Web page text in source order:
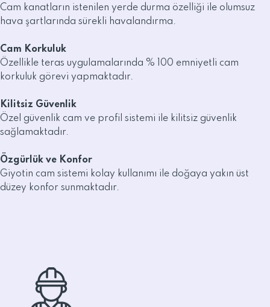
Cam kanatların istenilen yerde durma özelliği ile olumsuz
hava şartlarında sürekli havalandırma.
Cam Korkuluk
Özellikle teras uygulamalarında % 100 emniyetli cam
korkuluk görevi yapmaktadır.
Kilitsiz Güvenlik
Özel güvenlik cam ve profil sistemi ile kilitsiz güvenlik
sağlamaktadır.
Özgürlük ve Konfor
Giyotin cam sistemi kolay kullanımı ile doğaya yakın üst
düzey konfor sunmaktadır.